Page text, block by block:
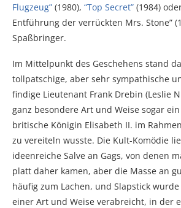
Flugzeug” (1980), “Top Secret” (1984)
Entführung der verrückten Mrs. Stone”
Spaßbringer.
Im Mittelpunkt des Geschehens stand
tollpatschige, aber sehr sympathische
findige Lieutenant Frank Drebin (Leslie
ganz besondere Art und Weise sogar
britische Königin Elisabeth II. im
zu vereiteln wusste. Die Kult-Komödie
ideenreiche Salve an Gags, von denen
platt daher kamen, aber die Masse an
häufig zum Lachen, und Slapstick
einer Art und Weise verabreicht, in der